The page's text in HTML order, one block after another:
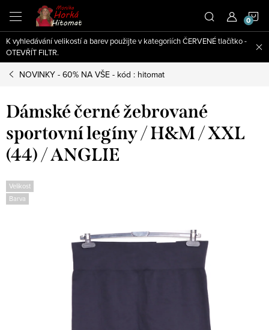
obsah
K vyhledávání velikostí a barev použijte v kategoriích ČERVENÉ tlačítko -
OTEVŘÍT FILTR.
NOVINKY - 60% NA VŠE - kód : hitomat
Dámské černé žebrované
sportovní legíny / H&M / XXL
(44) / ANGLIE
Velikost
Barva